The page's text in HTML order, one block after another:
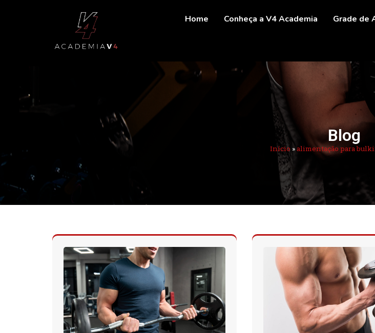
Home Conheça a V4 Academia Grade de
Blog
Início »alimentação para